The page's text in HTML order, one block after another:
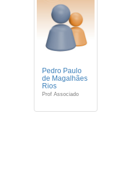
Pedro Paulo
de Magalhães
Rios
Prof Associado